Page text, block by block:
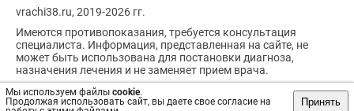
Мы используем файлы cookie.
Продолжая использовать сайт, вы даете свое согласие на
Принять
vrachi38.ru, 2019-2026 гг.
Имеются противопоказания, требуется консультация
специалиста. Информация, представленная на сайте, не
может быть использована для постановки диагноза,
назначения лечения и не заменяет прием врача.
Возрастное ограничение: 18+